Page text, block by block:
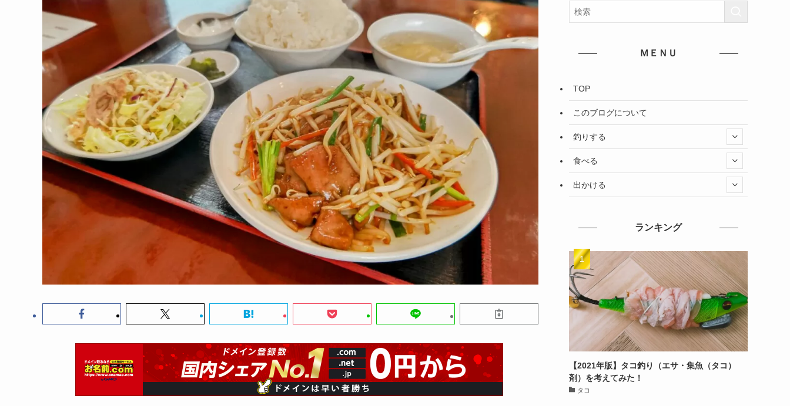
ＭＥＮＵ
TOP
このブログについて
釣りする
食べる
出かける
ランキング
【2021年版】タコ釣り（エサ・集魚（タコ）
剤）を考えてみた！
タコ